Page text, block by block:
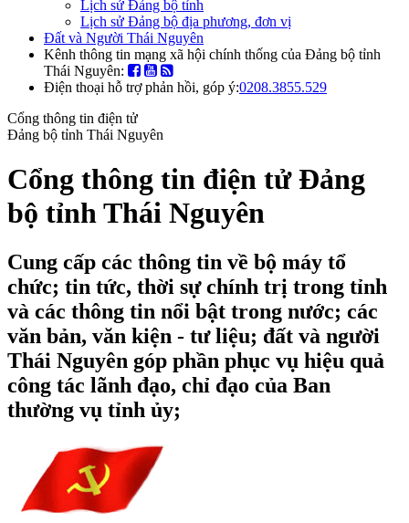
Lịch sử Đảng bộ tỉnh
Lịch sử Đảng bộ địa phương, đơn vị
Đất và Người Thái Nguyên
Kênh thông tin mạng xã hội chính thống của Đảng bộ tỉnh
Thái Nguyên:
Điện thoại hỗ trợ phản hồi, góp ý:0208.3855.529
Cổng thông tin điện tử
Đảng bộ tỉnh Thái Nguyên
Cổng thông tin điện tử Đảng
bộ tỉnh Thái Nguyên
Cung cấp các thông tin về bộ máy tổ
chức; tin tức, thời sự chính trị trong tỉnh
và các thông tin nổi bật trong nước; các
văn bản, văn kiện - tư liệu; đất và người
Thái Nguyên góp phần phục vụ hiệu quả
công tác lãnh đạo, chỉ đạo của Ban
thường vụ tỉnh ủy;